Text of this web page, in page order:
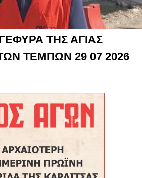
ΤΗΣ ΑΓΙΑΣ
ΤΕΜΠΩΝ 29 07 2026